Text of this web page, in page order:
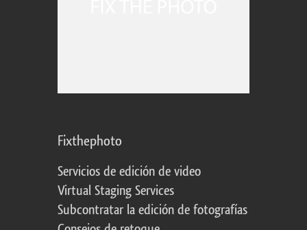
Fixthephoto
Servicios de edición de video
Virtual Staging Services
Subcontratar la edición de fotografías